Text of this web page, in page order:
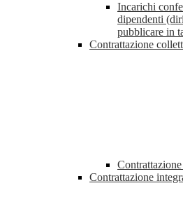
Incarichi
dipendenti
pubblicare in
Contrattazione
Contrattazione